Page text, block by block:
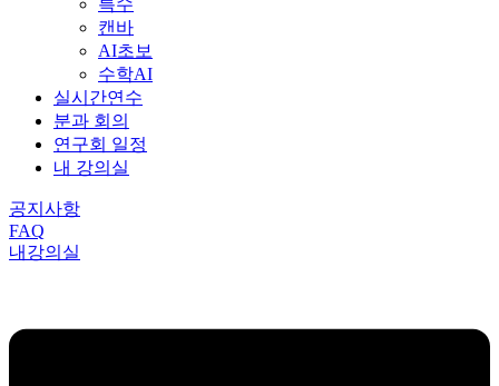
캔바
AI초보
수학AI
실시간연수
분과 회의
연구회 일정
내 강의실
공지사항
FAQ
내강의실